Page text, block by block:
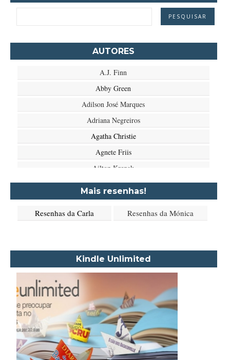
AUTORES
A.J. Finn
Abby Green
Adilson José Marques
Adriana Negreiros
Agatha Christie
Agnete Friis
Ailton Krenak
Aimée de Jongh
Aione Simões
Alexandre Dumas Filho
Alma Katsu
Aluísio Azevedo
Alyson Noël
Amanda Lovelace
Mais resenhas!
Resenhas da Carla Resenhas da Mónica
Kindle Unlimited